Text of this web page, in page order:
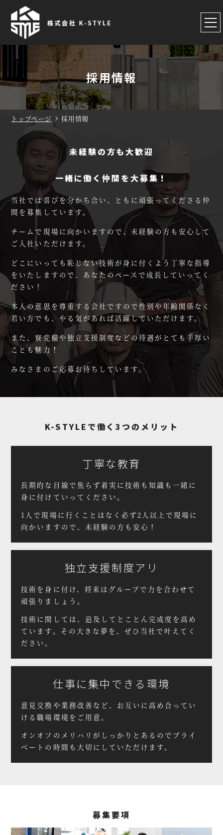
採用情報
トップページ 採用情報
未経験の方も大歓迎
一緒に働く仲間を大募集！
当社では喜びを分かち合い、
ともに頑張ってくださる仲
間を募集しています。
チームで現場に向かいますので、 未経験の方も安心して
ご入社いただけます。
どこにいっても恥じない技術が身に付くよう 丁寧な指導
をいたしますので、 あなたのペースで成長していってく
ださい！
本人の意思を尊重する会社ですので性別や年齢関係なく
若い方でも、やる気があれば活躍していただけます。
また、寮完備や独立支援制度などの待遇がとても手厚い
ことも魅力！
みなさまのご応募お待ちしています。
K-STYLEで働く3つのメリット
丁寧な教育
長期的な目線で焦らず着実に 技術も知識も一緒に
身に付けていってください。
1人で現場に行くことはなく 必ず2人以上で現場に
向かいますので、未経験の方も安心！
独立支援制度アリ
技術を身に付け、 将来はグループで力を合わせて
頑張りましょう。
技術に関しては、追及してとことん完成度を高め
ています。 その大きな夢を、ぜひ当社で叶えてく
ださい。
仕事に集中できる環境
意見交換や業務改善など、 お互いに高め合ってい
ける職場環境をご用意。
オンオフのメリハリがしっかりとあるので プライ
ベートの時間も大切にしていただけます。
募集要項